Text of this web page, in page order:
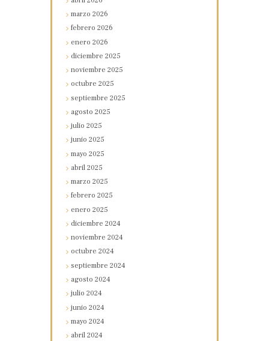
marzo2026
febrero2026
enero2026
diciembre2025
noviembre2025
octubre2025
septiembre2025
agosto2025
julio2025
junio2025
mayo2025
abril2025
marzo2025
febrero2025
enero2025
diciembre2024
noviembre2024
octubre2024
septiembre2024
agosto2024
julio2024
junio2024
mayo2024
abril2024